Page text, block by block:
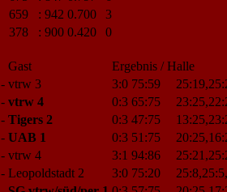
659 : 942 0.700
3
378 : 900 0.420 0
Gast
Ergebnis / Halle
- vtrw 3 3:0 75:59
- vtrw 4 0:3 65:75
- Tigers 2 0:3 47:75
- UAB 1 0:3 51:75
- vtrw 4 3:1 94:86
- Leopoldstadt 2 3:0 75:20